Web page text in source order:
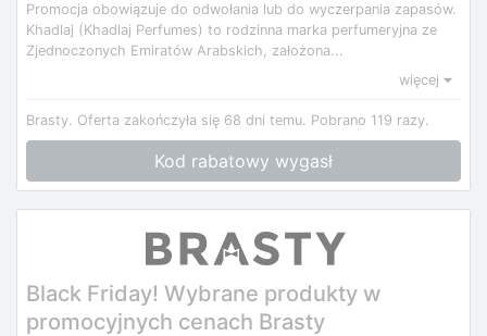
Promocja obowiązuje do odwołania lub do wyczerpania zapasów.
Khadlaj (Khadlaj Perfumes) to rodzinna marka perfumeryjna ze
Zjednoczonych Emiratów Arabskich, założona...
więcej
Brasty. Oferta zakończyła się 68 dni temu. Pobrano 119 razy.
Kod rabatowy wygasł
Black Friday! Wybrane produkty w
promocyjnych cenach Brasty